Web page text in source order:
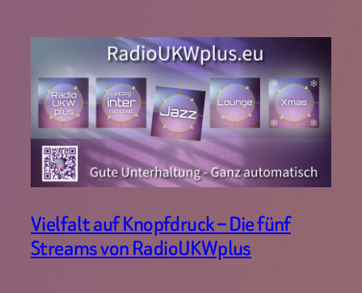
Vielfalt auf Knopfdruck – Die fünf
Streams von RadioUKWplus